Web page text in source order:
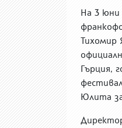
На 3 юни
Тихомир
Гърция,
Юлита